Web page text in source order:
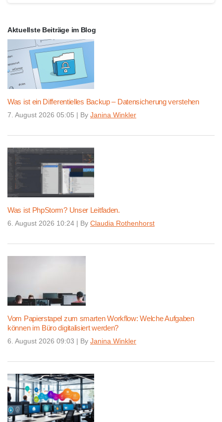
Aktuellste Beiträge im Blog
Was ist ein Differentielles Backup – Datensicherung verstehen
7. August 2026 05:05 | By Janina Winkler
Was ist PhpStorm? Unser Leitfaden.
6. August 2026 10:24 | By Claudia Rothenhorst
Vom Papierstapel zum smarten Workflow: Welche Aufgaben
können im Büro digitalisiert werden?
6. August 2026 09:03 | By Janina Winkler